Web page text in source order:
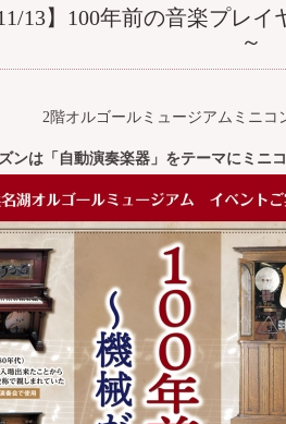
11/13】100年前の音楽プレ
～
2階オルゴールミュージアムミニコ
ンは「自動演奏楽器」をテーマにミニ